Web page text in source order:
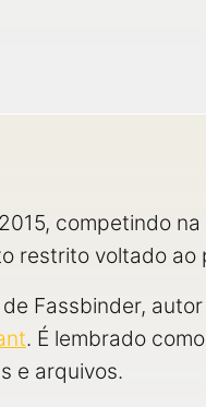
competindo
restrito voltado
Fassbinder,
. É lembrado
e arquivos.